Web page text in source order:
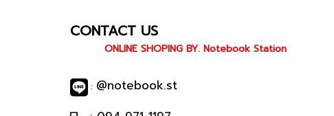
CONTACT US
ONLINE SHOPING BY. Notebook Station
: @notebook.st